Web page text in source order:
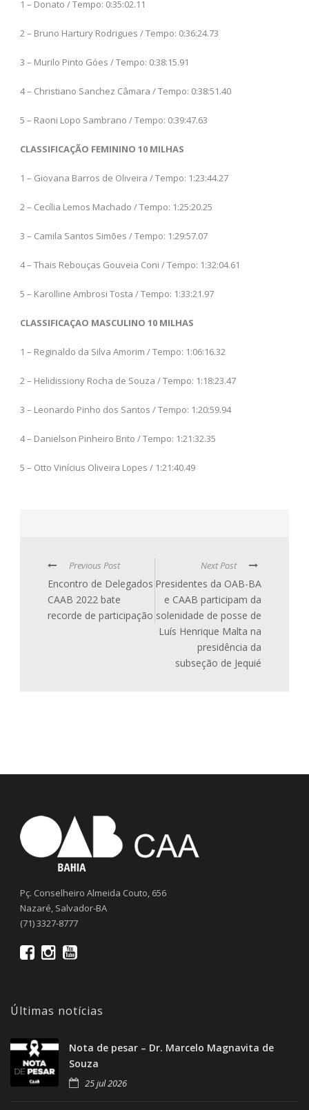
1 – Donato / Tempo: 0:35:02.11
2 – Bruno Hartury Rodrigues / Tempo: 0:36:24.73
3 – Murilo Pinto Góes / Tempo: 0:38:15.91
4 – Christiano Sanchez Câmara / Tempo: 0:38:51.40
5 – Raoni Lopo Sambrano / Tempo: 0:39:47.63
CLASSIFICAÇÃO FEMININO 10 MILHAS
1 – Giovana Barros de Oliveira / Tempo: 1:23:44.27
2 – Cecília Lemos Machado / Tempo: 1:25:20.25
3 – Camila Santos Simões / Tempo: 1:29:57.07
4 – Thais Rebouças Gouveia Coni / Tempo: 1:32:04.61
5 – Karolline Ambrosi Tosta / Tempo: 1:33:21.97
CLASSIFICAÇAO MASCULINO 10 MILHAS
1 – Reginaldo da Silva Amorim / Tempo: 1:06:16.32
2 – Helidissiony Rocha de Souza / Tempo: 1:18:23.47
3 – Leonardo Pinho dos Santos / Tempo: 1:20:59.94
4 – Danielson Pinheiro Brito / Tempo: 1:21:32.35
5 – Otto Vinícius Oliveira Lopes / 1:21:40.49
Previous Post
Encontro de Delegados
CAAB 2022 bate
recorde de participação
Next Post
Presidentes da OAB-BA
e CAAB participam da
solenidade de posse de
Luís Henrique Malta na
presidência da
subseção de Jequié
Pç. Conselheiro Almeida Couto, 656
Nazaré, Salvador-BA
(71) 3327-8777
Últimas notícias
Nota de pesar – Dr. Marcelo Magnavita de
Souza
25 jul 2026